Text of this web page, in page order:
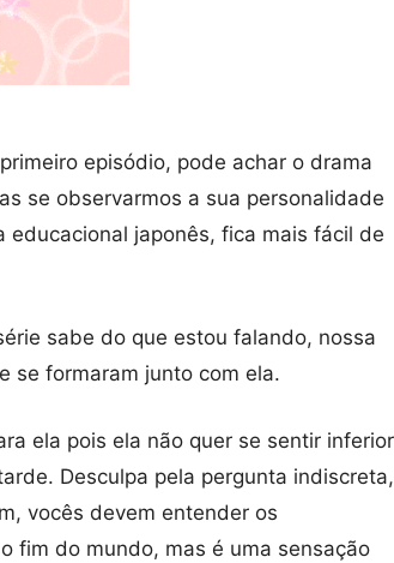
episódio, pode achar o drama
se observarmos a sua personalidade
educacional japonês, fica mais fácil de
sabe do que estou falando, nossa
se formaram junto com ela.
ela pois ela não quer se sentir inferior
Desculpa pela pergunta indiscreta,
vocês devem entender os
fim do mundo, mas é uma sensação